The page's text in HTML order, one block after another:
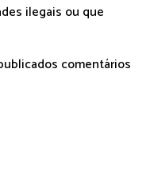
ilegais ou que
comentários